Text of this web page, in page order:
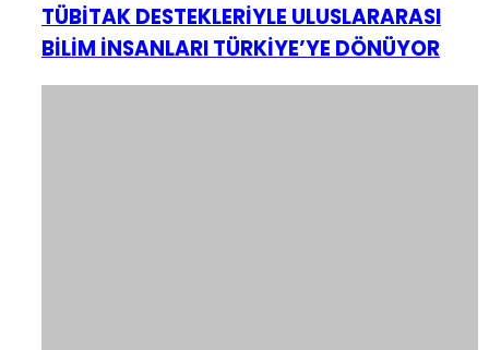
TÜBİTAK DESTEKLERİYLE ULUSLARARASI
BİLİM İNSANLARI TÜRKİYE’YE DÖNÜYOR